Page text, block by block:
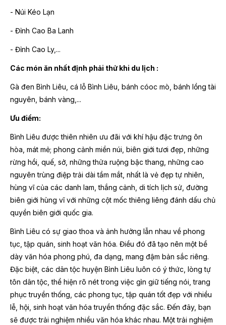
- Núi Kéo Lạn
- Đỉnh Cao Ba Lanh
- Đỉnh Cao Ly,...
Các món ăn nhất định phải thử khi du lịch :
Gà đen Bình Liêu, cá lỗ Bình Liêu, bánh cóoc mò, bánh lồng tài
nguyên, bánh vàng,...
Ưu điểm:
Bình Liêu được thiên nhiên ưu đãi với khí hậu đặc trưng ôn
hòa, mát mẻ; phong cảnh miền núi, biên giới tươi đẹp, những
rừng hồi, quế, sở, những thửa ruộng bậc thang, những cao
nguyên trùng điệp trải dài tầm mắt, nhất là vẻ đẹp tự nhiên,
hùng vĩ của các danh lam, thắng cảnh, di tích lịch sử, đường
biên giới hùng vĩ với những cột mốc thiêng liêng đánh dấu chủ
quyền biên giới quốc gia.
Bình Liêu có sự giao thoa và ảnh hưởng lẫn nhau về phong
tục, tập quán, sinh hoạt văn hóa. Điều đó đã tạo nên một bề
dày văn hóa phong phú, đa dạng, mang đậm bản sắc riêng.
Đặc biệt, các dân tộc huyện Bình Liêu luôn có ý thức, lòng tự
tôn dân tộc, thể hiện rõ nét trong việc gìn giữ tiếng nói, trang
phục truyền thống, các phong tục, tập quán tốt đẹp với nhiều
lễ, hội, sinh hoạt văn hóa truyền thống đặc sắc. Đến đây, bạn
sẽ được trải nghiệm nhiều văn hóa khác nhau. Một trải nghiệm